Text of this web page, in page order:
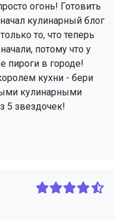
огонь! Готовить
кулинарный блог
то, что теперь
потому что у
пироги в городе!
кухни - бери
кулинарными
5 звездочек!